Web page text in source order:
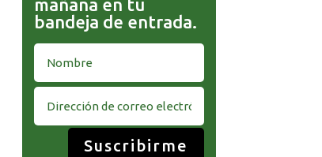
mañana en tu
bandeja de entrada.
Suscribirme